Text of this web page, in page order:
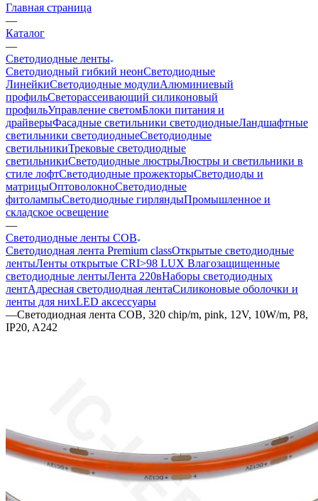
Главная страница
—
Каталог
—
Светодиодные ленты
Светодиодный гибкий неонСветодиодные
ЛинейкиСветодиодные модулиАлюминиевый
профильСветорассеивающий силиконовый
профильУправление светомБлоки питания и
драйверыФасадные светильники светодиодныеЛандшафтные
светильники светодиодныеСветодиодные
светильникиТрековые светодиодные
светильникиСветодиодные люстрыЛюстры и светильники в
стиле лофтСветодиодные прожекторыСветодиоды и
матрицыОптоволокноСветодиодные
фитолампыСветодиодные гирляндыПромышленное и
складское освещение
—
Светодиодные ленты COB
Светодиодная лента Premium classОткрытые светодиодные
лентыЛенты открытые CRI>98 LUX Влагозащищенные
светодиодные лентыЛента 220вНаборы светодиодных
лентАдресная светодиодная лентаСиликоновые оболочки и
ленты для нихLED аксессуары
—Светодиодная лента COB, 320 chip/m, pink, 12V, 10W/m, P8,
IP20, A242